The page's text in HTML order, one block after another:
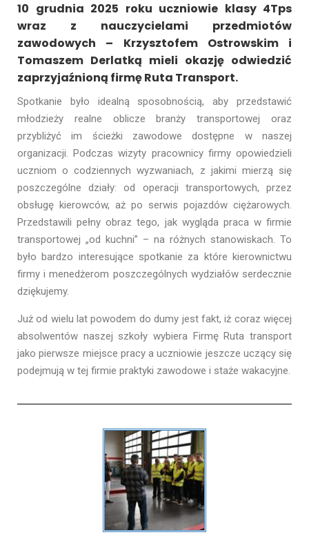
10 grudnia 2025 roku uczniowie klasy 4Tps
wraz z nauczycielami przedmiotów
zawodowych – Krzysztofem Ostrowskim i
Tomaszem Derlatką mieli okazję odwiedzić
zaprzyjaźnioną firmę Ruta Transport.
Spotkanie było idealną sposobnością, aby przedstawić
młodzieży realne oblicze branży transportowej oraz
przybliżyć im ścieżki zawodowe dostępne w naszej
organizacji. Podczas wizyty pracownicy firmy opowiedzieli
uczniom o codziennych wyzwaniach, z jakimi mierzą się
poszczególne działy: od operacji transportowych, przez
obsługę kierowców, aż po serwis pojazdów ciężarowych.
Przedstawili pełny obraz tego, jak wygląda praca w firmie
transportowej „od kuchni” – na różnych stanowiskach. To
było bardzo interesujące spotkanie za które kierownictwu
firmy i menedżerom poszczególnych wydziałów serdecznie
dziękujemy.
Już od wielu lat powodem do dumy jest fakt, iż coraz więcej
absolwentów naszej szkoły wybiera Firmę Ruta transport
jako pierwsze miejsce pracy a uczniowie jeszcze uczący się
podejmują w tej firmie praktyki zawodowe i staże wakacyjne.